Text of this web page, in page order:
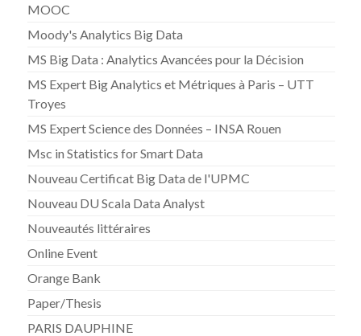
MOOC
Moody's Analytics Big Data
MS Big Data : Analytics Avancées pour la Décision
MS Expert Big Analytics et Métriques à Paris – UTT
Troyes
MS Expert Science des Données – INSA Rouen
Msc in Statistics for Smart Data
Nouveau Certificat Big Data de l'UPMC
Nouveau DU Scala Data Analyst
Nouveautés littéraires
Online Event
Orange Bank
Paper/Thesis
PARIS DAUPHINE